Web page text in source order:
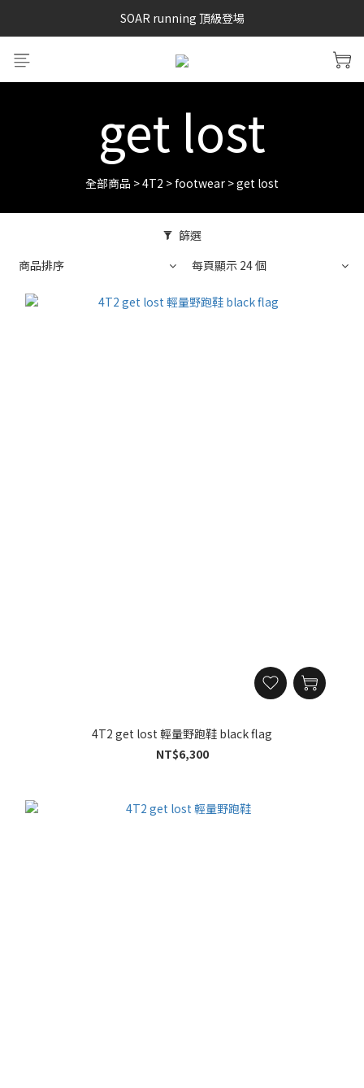
SAYSKY 26'春夏兩件85折
SOAR running 頂級登場
加入LINE好友 再領100購物金 點我加入
get lost
全部商品 >4T2 >footwear >get lost
篩選
商品排序
每頁顯示 24 個
4T2 get lost 輕量野跑鞋 black flag
NT$6,300